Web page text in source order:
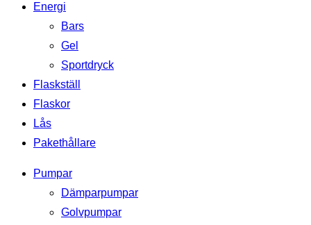
Energi
Bars
Gel
Sportdryck
Flaskställ
Flaskor
Lås
Pakethållare
Pumpar
Dämparpumpar
Golvpumpar